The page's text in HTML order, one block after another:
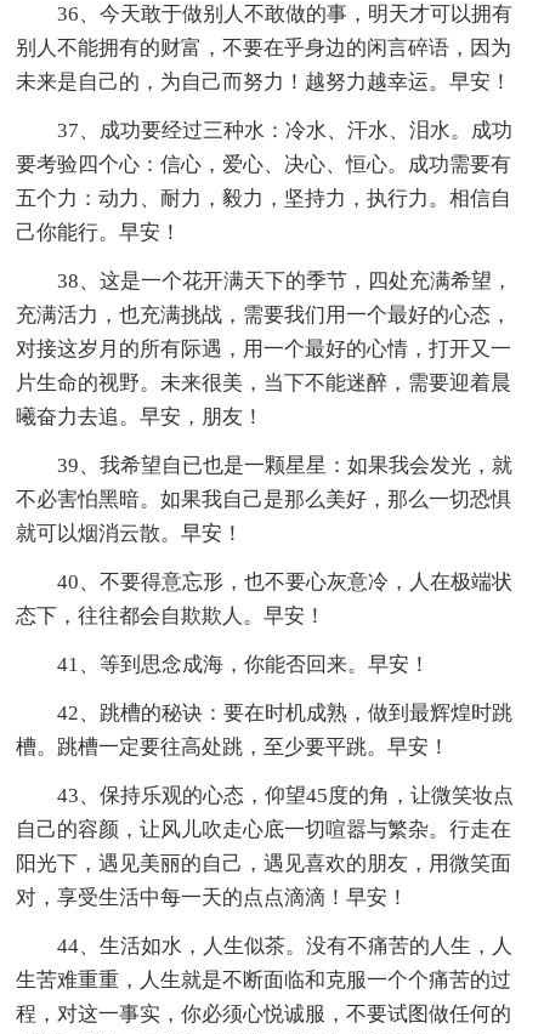
36、今天敢于做别人不敢做的事，明天才可以拥有
别人不能拥有的财富，不要在乎身边的闲言碎语，因为
未来是自己的，为自己而努力！越努力越幸运。早安！
37、成功要经过三种水：冷水、汗水、泪水。成功
要考验四个心：信心，爱心、决心、恒心。成功需要有
五个力：动力、耐力，毅力，坚持力，执行力。相信自
己你能行。早安！
38、这是一个花开满天下的季节，四处充满希望，
充满活力，也充满挑战，需要我们用一个最好的心态，
对接这岁月的所有际遇，用一个最好的心情，打开又一
片生命的视野。未来很美，当下不能迷醉，需要迎着晨
曦奋力去追。早安，朋友！
39、我希望自已也是一颗星星：如果我会发光，就
不必害怕黑暗。如果我自己是那么美好，那么一切恐惧
就可以烟消云散。早安！
40、不要得意忘形，也不要心灰意冷，人在极端状
态下，往往都会自欺欺人。早安！
41、等到思念成海，你能否回来。早安！
42、跳槽的秘诀：要在时机成熟，做到最辉煌时跳
槽。跳槽一定要往高处跳，至少要平跳。早安！
43、保持乐观的心态，仰望45度的角，让微笑妆点
自己的容颜，让风儿吹走心底一切喧嚣与繁杂。行走在
阳光下，遇见美丽的自己，遇见喜欢的朋友，用微笑面
对，享受生活中每一天的点点滴滴！早安！
44、生活如水，人生似茶。没有不痛苦的人生，人
生苦难重重，人生就是不断面临和克服一个个痛苦的过
程，对这一事实，你必须心悦诚服，不要试图做任何的